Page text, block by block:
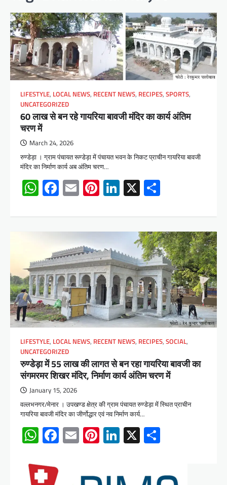
LIFESTYLE, LOCAL NEWS, RECENT NEWS, RECIPES, SPORTS,
UNCATEGORIZED
60 लाख से बन रहे गायरिया बावजी मंदिर का कार्य अंतिम
चरण में
March 24, 2026
रुण्डेड़ा । ग्राम पंचायत रूण्डेड़ा में पंचायत भवन के निकट प्राचीन गायरिया बावजी
मंदिर का निर्माण कार्य अब अंतिम चरण…
WhatsApp
Facebook
EmailPinterest
LinkedIn
X
LIFESTYLE, LOCAL NEWS, RECENT NEWS, RECIPES, SOCIAL,
UNCATEGORIZED
रुण्डेड़ा में 55 लाख की लागत से बन रहा गायरिया बावजी का
संगमरमर शिखर मंदिर, निर्माण कार्य अंतिम चरण में
January 15, 2026
वल्लभनगर/मेनार । उपखण्ड क्षेत्र की ग्राम पंचायत रुण्डेड़ा में स्थित प्राचीन
गायरिया बावजी मंदिर का जीर्णोद्धार एवं नव निर्माण कार्य…
WhatsApp
Facebook
EmailPinterest
LinkedIn
X